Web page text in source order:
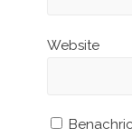
Website